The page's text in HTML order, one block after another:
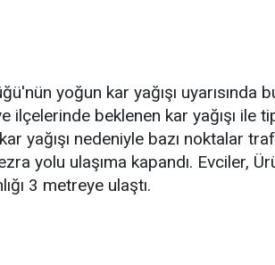
yoğun kar yağışı uyarısında
ilçelerinde beklenen kar yağışı ile
yağışı nedeniyle bazı noktalar
yolu ulaşıma kapandı. Evciler,
3 metreye ulaştı.